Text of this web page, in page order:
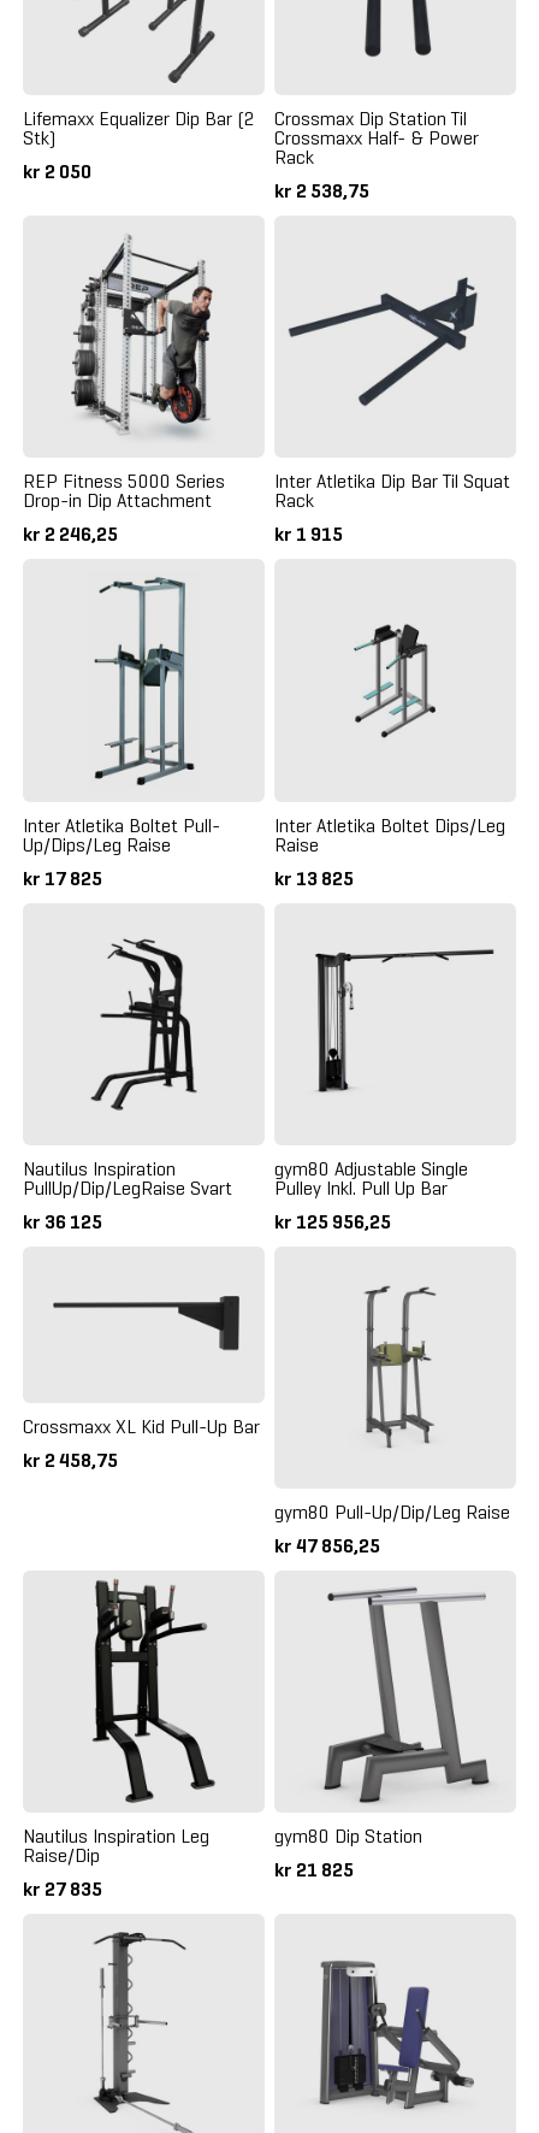
Lifemaxx Equalizer Dip Bar (2
Stk)
kr 2 050
Crossmax Dip Station Til
Crossmaxx Half- & Power
Rack
kr 2 538,75
REP Fitness 5000 Series
Drop-in Dip Attachment
kr 2 246,25
Inter Atletika Dip Bar Til Squat
Rack
kr 1 915
Inter Atletika Boltet Pull-
Up/Dips/Leg Raise
kr 17 825
Inter Atletika Boltet Dips/Leg
Raise
kr 13 825
Nautilus Inspiration
PullUp/Dip/LegRaise Svart
kr 36 125
gym80 Adjustable Single
Pulley Inkl. Pull Up Bar
kr 125 956,25
Crossmaxx XL Kid Pull-Up Bar
kr 2 458,75
gym80 Pull-Up/Dip/Leg Raise
kr 47 856,25
Nautilus Inspiration Leg
Raise/Dip
kr 27 835
gym80 Dip Station
kr 21 825